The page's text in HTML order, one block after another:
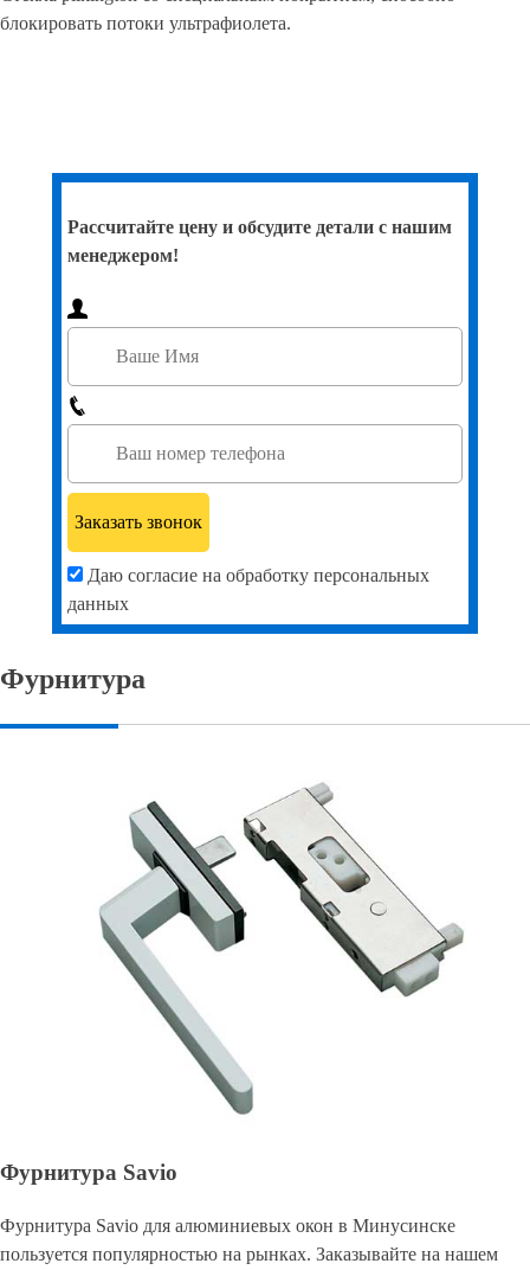
блокировать потоки ультрафиолета.
Рассчитайте цену и обсудите детали с нашим
менеджером!
Даю согласие на обработку персональных
данных
Фурнитура
Фурнитура Savio
Фурнитура Savio для алюминиевых окон в Минусинске
пользуется популярностью на рынках. Заказывайте на нашем